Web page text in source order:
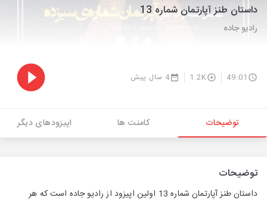
داستان طنز آپارتمان شماره 13
رادیو جاده
49:01
1.2K 4 سال پیش
توضیحات کامنت ها اپیزودهای دیگر
توضیحات
داستان طنز آپارتمان شماره 13 اولین اپیزود از رادیو جاده است که هر